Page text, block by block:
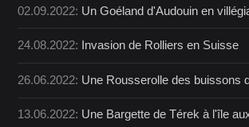
02.09.2022: Un Goéland d'Audouin en
24.08.2022: Invasion de Rolliers en Suisse
26.06.2022: Une Rousserolle des buissons
13.06.2022: Une Bargette de Térek à l'île